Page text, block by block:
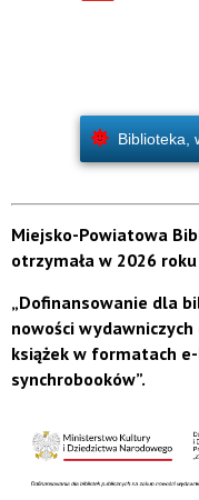
Biblioteka,
Miejsko-Powiatowa
otrzymała w 2026
„Dofinansowanie dla
nowości
książek w formatach
synchrobooków”.